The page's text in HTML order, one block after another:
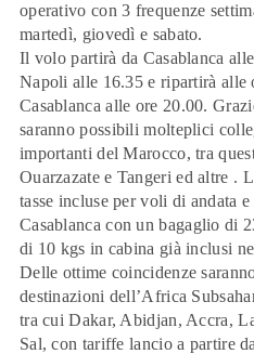
operativo con3 frequenze
martedì, giovedì e sabato.
Il volo partirà da Casablanca
Napoli alle 16.35 e ripartirà alle
Casablanca alle ore 20.00.
saranno possibili molteplici
importanti del Marocco, tra
Ouarzazatee Tangeri ed altre .
tasse incluse per voli di andata
Casablanca con un bagaglio di
di 10 kgs in cabina già inclusi
Delle ottime coincidenze
destinazioni dell’Africa
tra cuiDakar, Abidjan, Accra,
Sal, con tariffe lancio a partire